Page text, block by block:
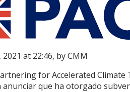
at 22:46, byCMM
for Accelerated
anunciar que ha otorgado